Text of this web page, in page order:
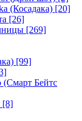
(Косадака) [20]
[26]
[269]
[99]
(Смарт Бейтс
[8]